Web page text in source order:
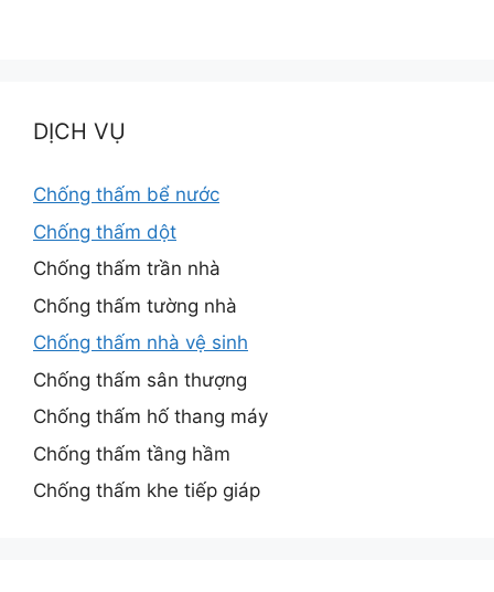
DỊCH VỤ
Chống thấm bể nước
Chống thấm dột
Chống thấm trần nhà
Chống thấm tường nhà
Chống thấm nhà vệ sinh
Chống thấm sân thượng
Chống thấm hố thang máy
Chống thấm tầng hầm
Chống thấm khe tiếp giáp